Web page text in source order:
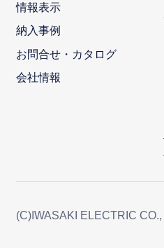
情報表示
納入事例
お問合せ・カタログ
会社情報
(C)IWASAKI ELECTRIC CO.,